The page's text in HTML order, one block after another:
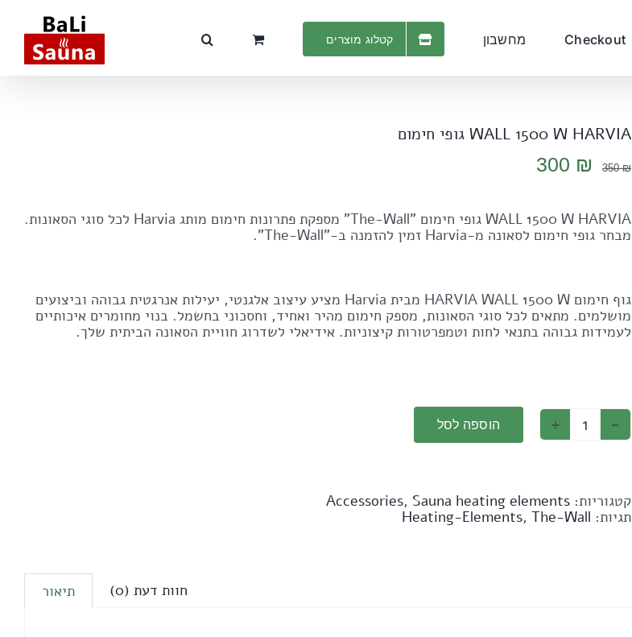
Checkout מחשבון קטלוג מוצרים
WALL 1500 W HARVIA גופי חימום
350₪
המחיר
היה:
350 ₪.
300 ₪
הוא:
300 ₪.
WALL 1500 W HARVIA גופי חימום "The-Wall" מספקת פתרונות חימום מותג Harvia לכל סוגי הסאונות.
מבחר גופי חימום לסאונה מ-Harvia זמין להזמנה ב-"The-Wall".
גוף חימום HARVIA WALL 1500 W מבית Harvia מציע עיצוב אלגנטי, יעילות אנרגטית גבוהה וביצועים
מושלמים. מתאים לכל סוגי הסאונות, מספק חימום מהיר ואחיד, וחסכוני בחשמל. בנוי מחומרים איכותיים
לעמידות גבוהה בתנאי לחות וטמפרטורות קיצוניות. אידיאלי לשדרוג חוויית הסאונה הביתית שלך.
הוספה לסל
קטגוריות: Accessories, Sauna heating elements
תגיות:
Heating-Elements, The-Wall
תיאור חוות דעת (0)